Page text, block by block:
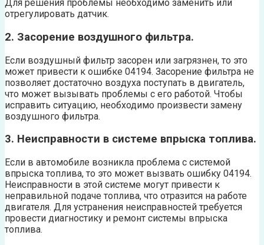
Для решения проблемы необходимо заменить или
отрегулировать датчик.
2. Засорение воздушного фильтра.
Если воздушный фильтр засорен или загрязнен, то это
может привести к ошибке 04194. Засорение фильтра не
позволяет достаточно воздуха поступать в двигатель,
что может вызывать проблемы с его работой. Чтобы
исправить ситуацию, необходимо произвести замену
воздушного фильтра.
3. Неисправности в системе впрыска топлива.
Если в автомобиле возникла проблема с системой
впрыска топлива, то это может вызвать ошибку 04194.
Неисправности в этой системе могут привести к
неправильной подаче топлива, что отразится на работе
двигателя. Для устранения неисправностей требуется
провести диагностику и ремонт системы впрыска
топлива.